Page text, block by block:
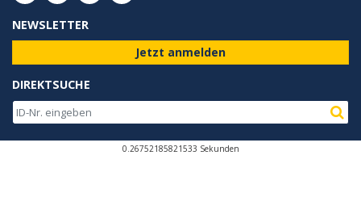
NEWSLETTER
Jetzt anmelden
DIREKTSUCHE
0.26752185821533 Sekunden